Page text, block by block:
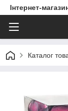
Інтернет-
Каталог